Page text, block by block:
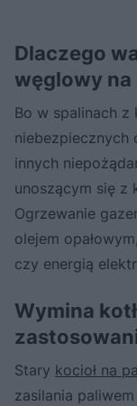
Dlaczego
węglowy na
Bo w spalinach z
niebezpiecznych
innych
unoszącym się z
Ogrzewanie
olejem
czy energią
Wymina
Stary kocioł na
zasilania